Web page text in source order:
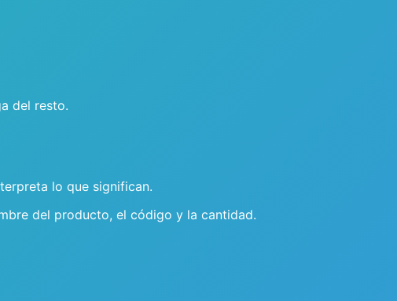
del resto.
lo que significan.
del producto, el código y la cantidad.